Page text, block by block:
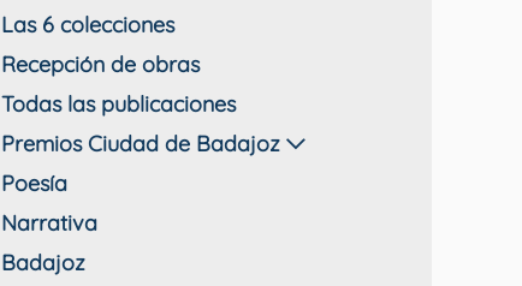
Las 6 colecciones
Recepción de obras
Todas las publicaciones
Premios Ciudad de Badajoz
Poesía
Narrativa
Badajoz